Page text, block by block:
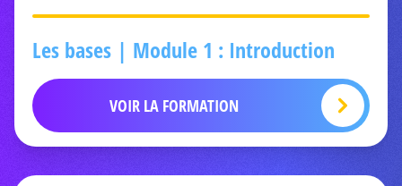
Les bases | Module 1 : Introduction
VOIR LA FORMATION